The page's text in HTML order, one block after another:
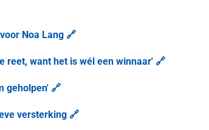
Noa Lang 🔗
reet, want het is wél een winnaar' 🔗
geholpen' 🔗
versterking 🔗